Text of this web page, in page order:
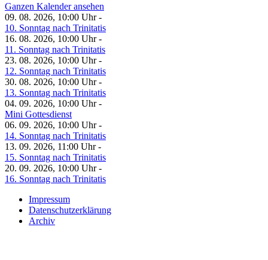
Ganzen Kalender ansehen
09. 08. 2026, 10:00 Uhr -
10. Sonntag nach Trinitatis
16. 08. 2026, 10:00 Uhr -
11. Sonntag nach Trinitatis
23. 08. 2026, 10:00 Uhr -
12. Sonntag nach Trinitatis
30. 08. 2026, 10:00 Uhr -
13. Sonntag nach Trinitatis
04. 09. 2026, 10:00 Uhr -
Mini Gottesdienst
06. 09. 2026, 10:00 Uhr -
14. Sonntag nach Trinitatis
13. 09. 2026, 11:00 Uhr -
15. Sonntag nach Trinitatis
20. 09. 2026, 10:00 Uhr -
16. Sonntag nach Trinitatis
Impressum
Datenschutzerklärung
Archiv